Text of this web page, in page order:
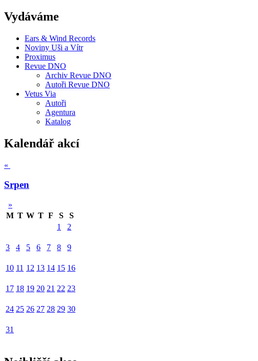
Vydáváme
Ears & Wind Records
Noviny Uši a Vítr
Proximus
Revue DNO
Archiv Revue DNO
Autoři Revue DNO
Vetus Via
Autoři
Agentura
Katalog
Kalendář akcí
«
Srpen
»
M T W T F S
S
1
2
3 4 5 6 7 8 9
10 11 12 13 14 15 16
17 18 19 20 21 22 23
24 25 26 27 28 29 30
31